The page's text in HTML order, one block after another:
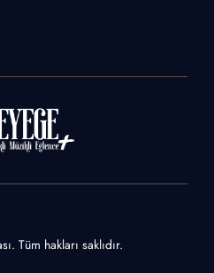
Tüm hakları saklıdır.